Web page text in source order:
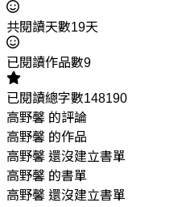
共閱讀天數19天
已閱讀作品數9
已閱讀總字數148190
高野馨 的評論
高野馨 的作品
高野馨 還沒建立書單
高野馨 的書單
高野馨 還沒建立書單